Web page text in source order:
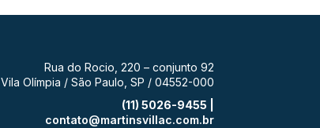
Rua do Rocio, 220 – conjunto 92
Vila Olímpia / São Paulo, SP / 04552-000
(11) 5026-9455 |
contato@martinsvillac.com.br